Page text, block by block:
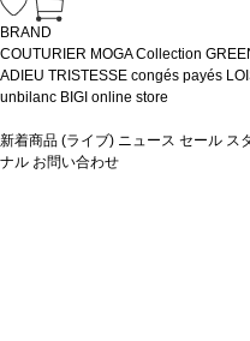
BRAND
COUTURIER MOGA Collection
ADIEU TRISTESSE congés payés
unbilanc BIGI online store
新着商品 (ライブ) ニュース セール ス
ナル お問い合わせ